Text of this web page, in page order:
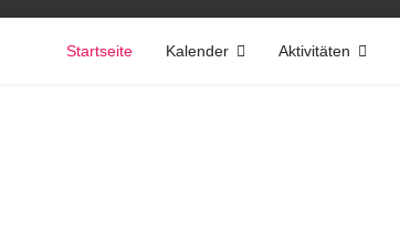
Startseite Kalender Aktivitäten